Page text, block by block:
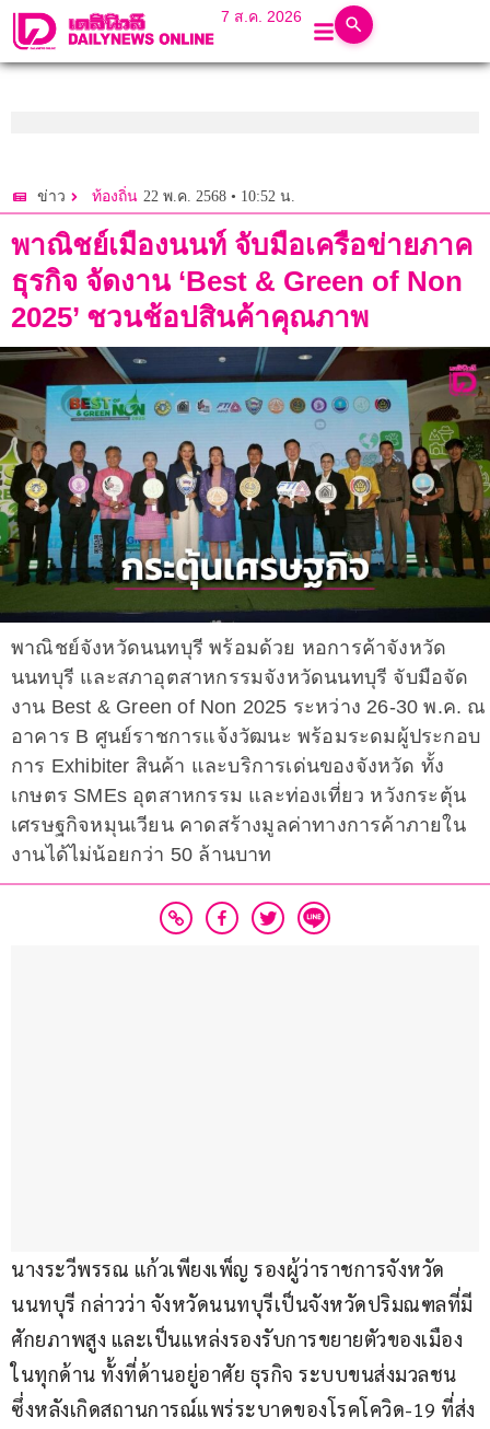
7 ส.ค. 2026
ข่าว ท้องถิ่น 22 พ.ค. 2568 • 10:52 น.
พาณิชย์เมืองนนท์ จับมือเครือข่ายภาค
ธุรกิจ จัดงาน ‘Best & Green of Non
2025’ ชวนช้อปสินค้าคุณภาพ
พาณิชย์จังหวัดนนทบุรี พร้อมด้วย หอการค้าจังหวัด
นนทบุรี และสภาอุตสาหกรรมจังหวัดนนทบุรี จับมือจัด
งาน Best & Green of Non 2025 ระหว่าง 26-30 พ.ค. ณ
อาคาร B ศูนย์ราชการแจ้งวัฒนะ พร้อมระดมผู้ประกอบ
การ Exhibiter สินค้า และบริการเด่นของจังหวัด ทั้ง
เกษตร SMEs อุตสาหกรรม และท่องเที่ยว หวังกระตุ้น
เศรษฐกิจหมุนเวียน คาดสร้างมูลค่าทางการค้าภายใน
งานได้ไม่น้อยกว่า 50 ล้านบาท
นางระวีพรรณ แก้วเพียงเพ็ญ รองผู้ว่าราชการจังหวัด
นนทบุรี กล่าวว่า จังหวัดนนทบุรีเป็นจังหวัดปริมณฑลที่มี
ศักยภาพสูง และเป็นแหล่งรองรับการขยายตัวของเมือง
ในทุกด้าน ทั้งที่ด้านอยู่อาศัย ธุรกิจ ระบบขนส่งมวลชน
ซึ่งหลังเกิดสถานการณ์แพร่ระบาดของโรคโควิด-19 ที่ส่ง